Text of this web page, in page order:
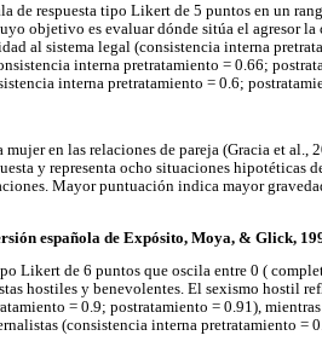
de respuesta tipo Likert de 5 puntos en un
objetivo es evaluar dónde sitúa el agresor la
al sistema legal (consistencia interna
interna pretratamiento = 0.66;
interna pretratamiento = 0.6;
en las relaciones de pareja (Gracia et al.,
y representa ocho situaciones hipotéticas
Mayor puntuación indica mayor
española de Expósito, Moya, & Glick,
Likert de 6 puntos que oscila entre 0 (
hostiles y benevolentes. El sexismo hostil
= 0.9; postratamiento = 0.91),
(consistencia interna pretratamiento =